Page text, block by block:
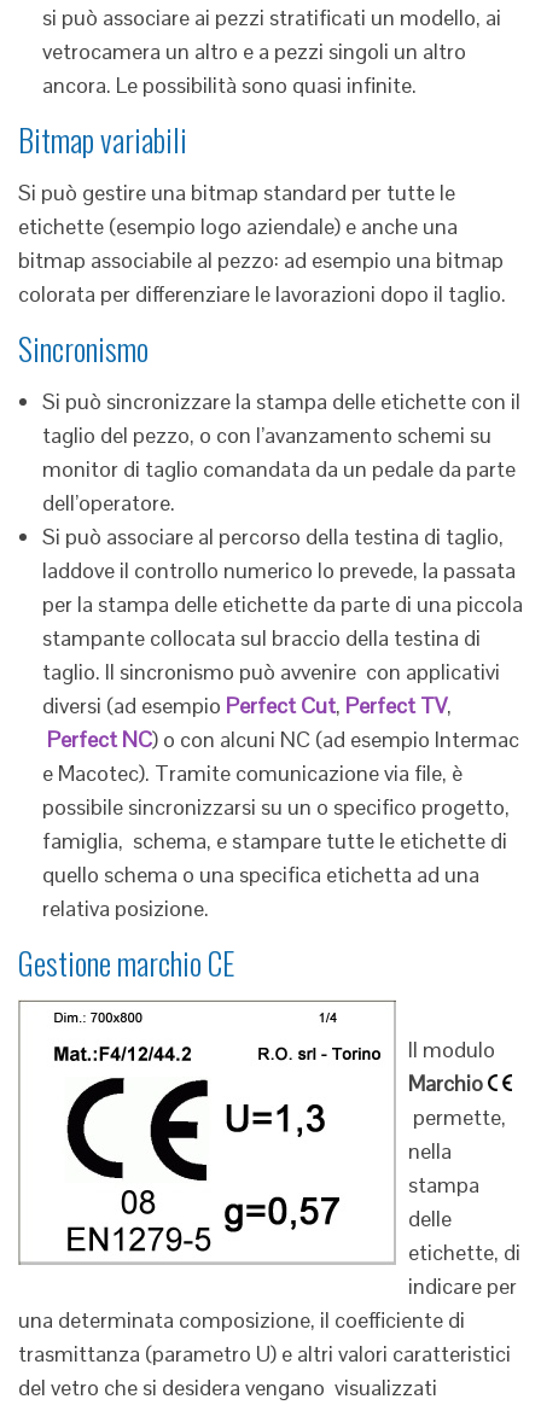
si può associare ai pezzi stratificati un modello, ai
vetrocamera un altro e a pezzi singoli un altro
ancora. Le possibilità sono quasi infinite.
Bitmap variabili
Si può gestire una bitmap standard per tutte le
etichette (esempio logo aziendale) e anche una
bitmap associabile al pezzo: ad esempio una bitmap
colorata per differenziare le lavorazioni dopo il taglio.
Sincronismo
Si può sincronizzare la stampa delle etichette con il
taglio del pezzo, o con l’avanzamento schemi su
monitor di taglio comandata da un pedale da parte
dell’operatore.
Si può associare al percorso della testina di taglio,
laddove il controllo numerico lo prevede, la passata
per la stampa delle etichette da parte di una piccola
stampante collocata sul braccio della testina di
taglio. Il sincronismo può avvenire con applicativi
diversi (ad esempio Perfect Cut, Perfect TV,
Perfect NC) o con alcuni NC (ad esempio Intermac
e Macotec). Tramite comunicazione via file, è
possibile sincronizzarsi su un o specifico progetto,
famiglia, schema, e stampare tutte le etichette di
quello schema o una specifica etichetta ad una
relativa posizione.
Gestione marchio CE
Il modulo
Marchio
permette,
nella
stampa
delle
etichette, di
indicare per
una determinata composizione, il coefficiente di
trasmittanza (parametro U) e altri valori caratteristici
del vetro che si desidera vengano visualizzati